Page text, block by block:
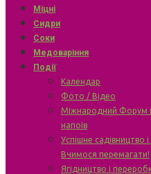
Міцні
Сидри
Соки
Медоваріння
Події
Календар
Фото / Відео
Міжнародний Форум
напоїв
Успішне садівництво
Вчимося перемагати!
Ягідництво і